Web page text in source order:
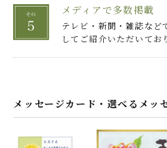
メディアで多数掲載
テレビ・新聞・雑誌など
してご紹介いただいてお
メッセージカード・選べるメッ